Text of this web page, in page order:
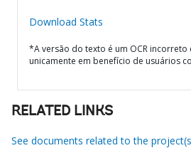
Download Stats
*A versão do texto é um OCR incorreto
unicamente em benefício de usuários
RELATED LINKS
See documents related to the